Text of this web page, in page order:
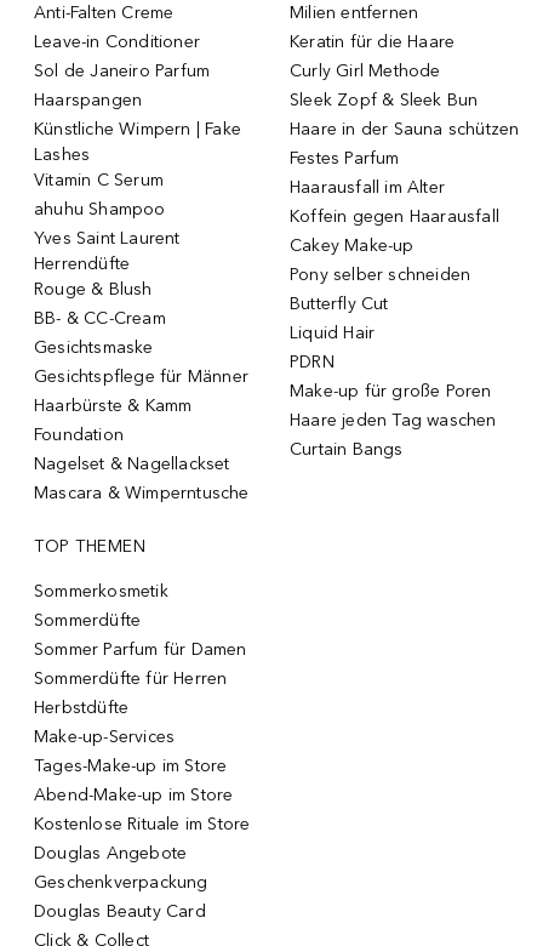
Anti-Falten Creme
Leave-in Conditioner
Sol de Janeiro Parfum
Haarspangen
Künstliche Wimpern | Fake
Lashes
Vitamin C Serum
ahuhu Shampoo
Yves Saint Laurent
Herrendüfte
Rouge & Blush
BB- & CC-Cream
Gesichtsmaske
Gesichtspflege für Männer
Haarbürste & Kamm
Foundation
Nagelset & Nagellackset
Mascara & Wimperntusche
Milien entfernen
Keratin für die Haare
Curly Girl Methode
Sleek Zopf & Sleek Bun
Haare in der Sauna schützen
Festes Parfum
Haarausfall im Alter
Koffein gegen Haarausfall
Cakey Make-up
Pony selber schneiden
Butterfly Cut
Liquid Hair
PDRN
Make-up für große Poren
Haare jeden Tag waschen
Curtain Bangs
TOP THEMEN
Sommerkosmetik
Sommerdüfte
Sommer Parfum für Damen
Sommerdüfte für Herren
Herbstdüfte
Make-up-Services
Tages-Make-up im Store
Abend-Make-up im Store
Kostenlose Rituale im Store
Douglas Angebote
Geschenkverpackung
Douglas Beauty Card
Click & Collect